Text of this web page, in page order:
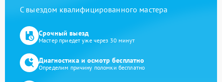
С выездом квалифицированного мастера
Срочный выезд
Мастер приедет уже через 30 минут
Диагностика и осмотр бесплатно
Определим причину поломки бесплатно